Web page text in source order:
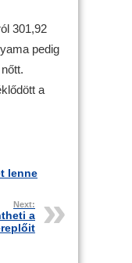
301,92
pedig
a
lenne
Next:
a